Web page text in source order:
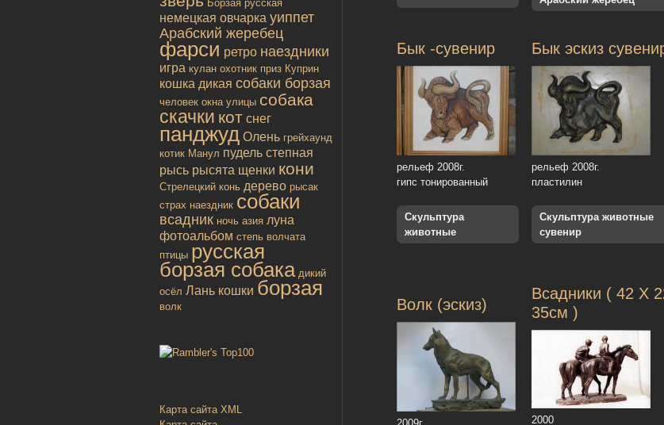
Борзая русская
немецкая овчарка уиппет
Арабский жеребец
фарси ретро наездники
игра кулан охотник приз Куприн
кошка дикая собаки борзая
человек окна улицы собака
скачки кот снег
панджуд Олень грейхаунд
котик Манул пудель степная
рысь рысята щенки кони
Стрелецкий конь дерево рысак
страх наездник собаки
всадник ночь азия луна
фотоальбом степь волчата
птицы русская
борзая собака дикий
осёл Лань кошки борзая
волк
Карта сайта XML
Бык -сувенир
рельеф 2008г.
гипс тонированный
Скульптура
животные
Бык эскиз
рельеф 2008г.
пластилин
Скульптура животные
сувенир
Волк (эскиз)
Всадники ( 42 Х
35см )
2000